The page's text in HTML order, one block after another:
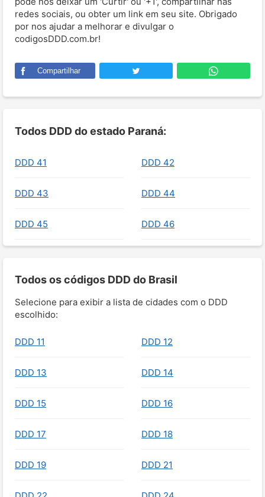
redes sociais, ou obter um link em seu site. Obrigado
por nos ajudar a melhorar e divulgar o
codigosDDD.com.br!
Compartilhar
Todos DDD do estado Paraná:
DDD 41 DDD 42
DDD 43 DDD 44
DDD 45 DDD 46
Todos os códigos DDD do Brasil
Selecione para exibir a lista de cidades com o DDD
escolhido:
DDD 11 DDD 12
DDD 13 DDD 14
DDD 15 DDD 16
DDD 17 DDD 18
DDD 19 DDD 21